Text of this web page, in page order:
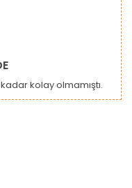
kolay olmamıştı.